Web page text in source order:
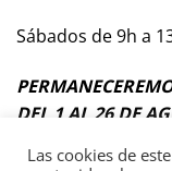
Sábados de 9h a
DEL 1 AL 26 DE
Las cookies de